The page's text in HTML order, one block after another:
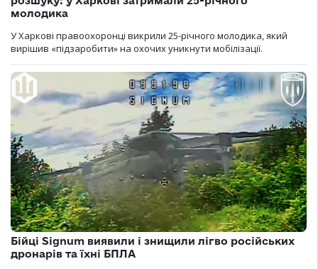
молодика
У Харкові правоохоронці викрили 25-річного молодика, який
вирішив «підзаробити» на охочих уникнути мобілізації.
Бійці Signum виявили і знищили лігво російських
дронарів та їхні БПЛА